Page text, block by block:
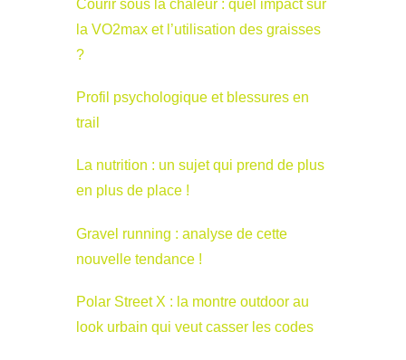
Courir sous la chaleur : quel impact sur
la VO2max et l’utilisation des graisses
?
Profil psychologique et blessures en
trail
La nutrition : un sujet qui prend de plus
en plus de place !
Gravel running : analyse de cette
nouvelle tendance !
Polar Street X : la montre outdoor au
look urbain qui veut casser les codes